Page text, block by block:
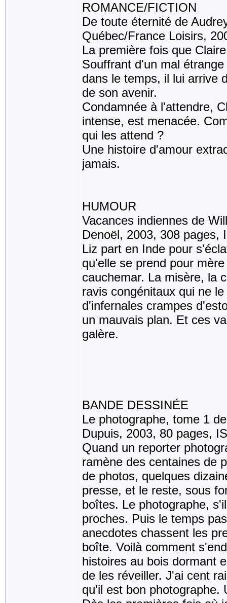
ROMANCE/FICTION
De toute éternité de
Québec/France Loisirs,
La première fois que
Souffrant d'un mal
dans le temps, il lui arrive
de son avenir.
Condamnée à l'attendre,
intense, est menacée.
qui les attend ?
Une histoire d'amour
jamais.
HUMOUR
Vacances indiennes de
Denoël, 2003, 308 pages,
Liz part en Inde pour
qu'elle se prend pour
cauchemar. La misère, la
ravis congénitaux qui ne
d'infernales crampes
un mauvais plan. Et ces
galère.
BANDE DESSINÉE
Le photographe, tome 1
Dupuis, 2003, 80 pages,
Quand un reporter
ramène des centaines de
de photos, quelques
presse, et le reste, sous
boîtes. Le photographe,
proches. Puis le temps
anecdotes chassent les
boîte. Voilà comment
histoires au bois dormant
de les réveiller. J'ai cent
qu'il est bon photographe.